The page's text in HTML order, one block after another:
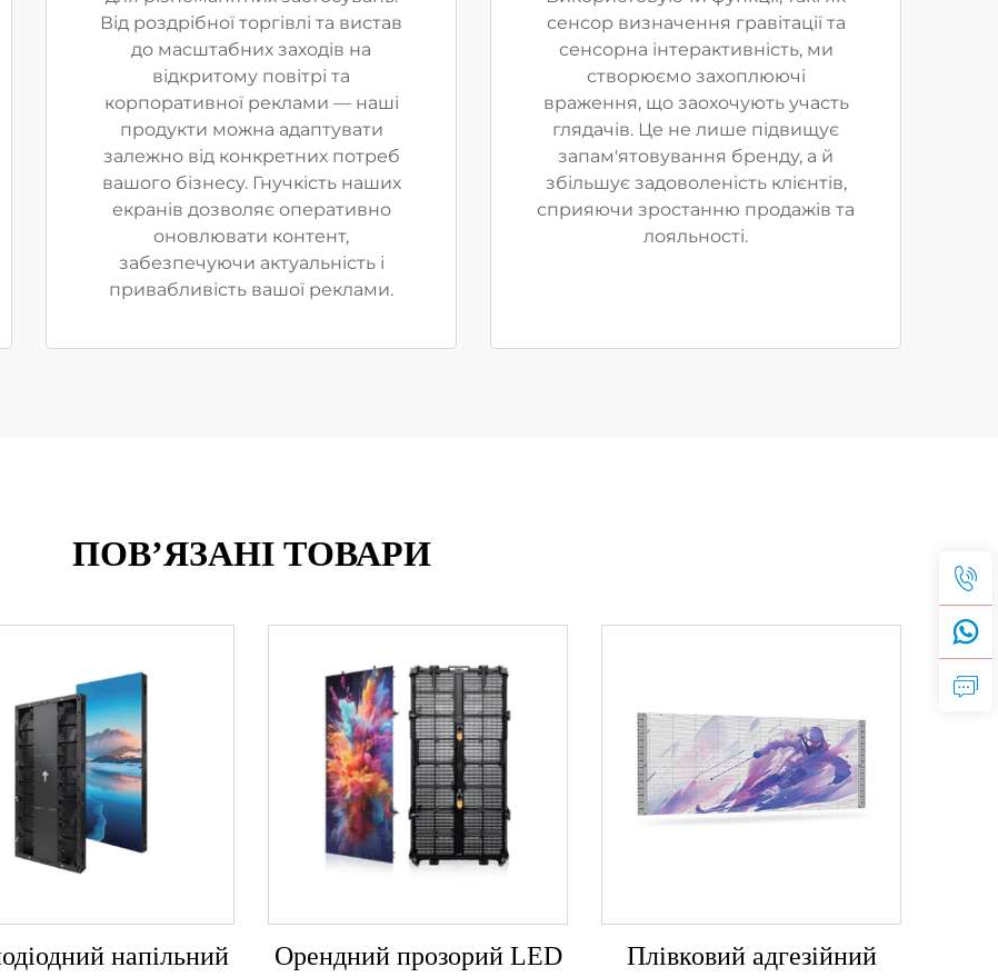
Від роздрібної торгівлі та вистав
до масштабних заходів на
відкритому повітрі та
корпоративної реклами — наші
продукти можна адаптувати
залежно від конкретних потреб
вашого бізнесу. Гнучкість наших
екранів дозволяє оперативно
оновлювати контент,
забезпечуючи актуальність і
привабливість вашої реклами.
сенсор визначення гравітації та
сенсорна інтерактивність, ми
створюємо захоплюючі
враження, що заохочують участь
глядачів. Це не лише підвищує
запам'ятовування бренду, а й
збільшує задоволеність клієнтів,
сприяючи зростанню продажів та
лояльності.
ПОВ’ЯЗАНІ ТОВАРИ
напільний
Орендний прозорий LED
Плівковий адгезійний